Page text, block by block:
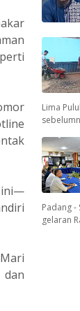
ini—
dan
Lima
Padang
gelaran